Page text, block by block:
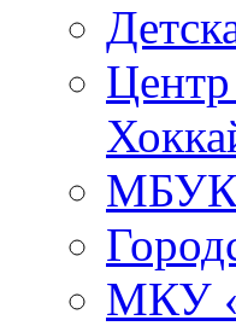
МБУК
МКУ